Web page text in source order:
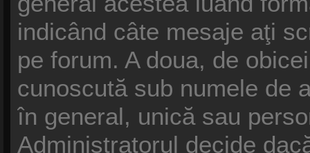
indicând câte mesaje aţi
pe forum. A doua, de
cunoscută sub numele de
în general, unică sau
Administratorul decide